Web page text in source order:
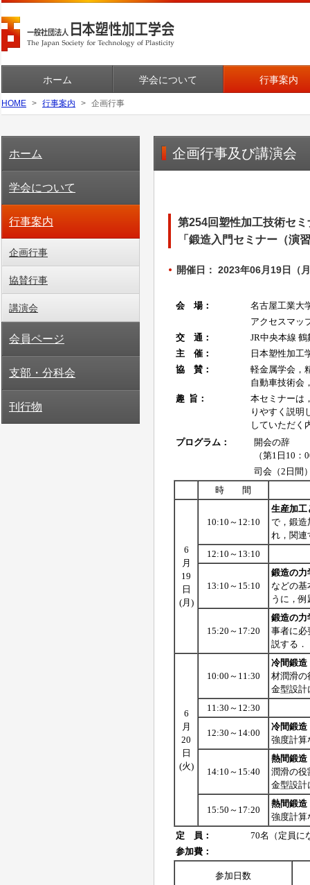
ホーム 学会について 行事案内
HOME 行事案内 企画行事
企画行事及び講演会
第254回塑性加工技術セミ
「鍛造入門セミナー（演
開催日： 2023年06月19日（
ホーム
学会について
行事案内
企画行事
協賛行事
講演会
会員ページ
支部・分科会
刊行物